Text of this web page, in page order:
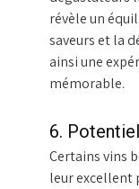
révèle un
saveurs et la
ainsi une
mémorable.
6.
Certains vins
leur excellent